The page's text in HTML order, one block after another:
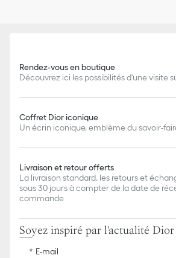
Rendez-vous en boutique
Découvrez ici les possibilités d'une visite
Coffret Dior iconique
Un écrin iconique, emblème du savoir-
Livraison et retour offerts
La livraison standard, les retours et
sous 30 jours à compter de la date de
commande
Soyez inspiré par l'actualité Dior
E-mail